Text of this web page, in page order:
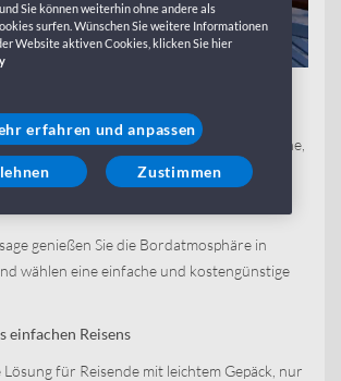
Lösung für freies Reisen
die perfekte Wahl für alle, die eine einfache,
Art des Reisens suchen.
erleben
genießen Sie die Bordatmosphäre in
wählen eine einfache und kostengünstige
einfachen Reisens
für Reisende mit leichtem Gepäck, nur
Sie können weiterhin ohne andere als
surfen. Wünschen Sie weitere Informationen
Website aktiven Cookies, klicken Sie hier
erfahren und anpassen
Zustimmen